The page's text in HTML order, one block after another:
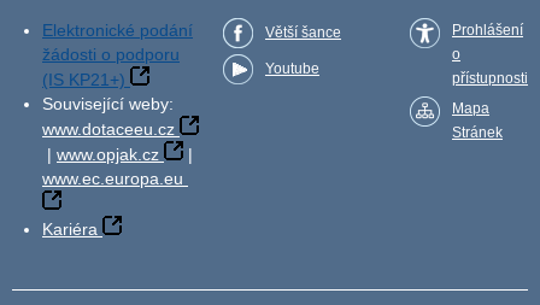
Elektronické podání
žádosti o podporu
(IS KP21+)
Související weby:
www.dotaceeu.cz
| www.opjak.cz
|
www.ec.europa.eu
Kariéra
Větší šance
Youtube
Prohlášení
o
přístupnosti
Mapa
Stránek